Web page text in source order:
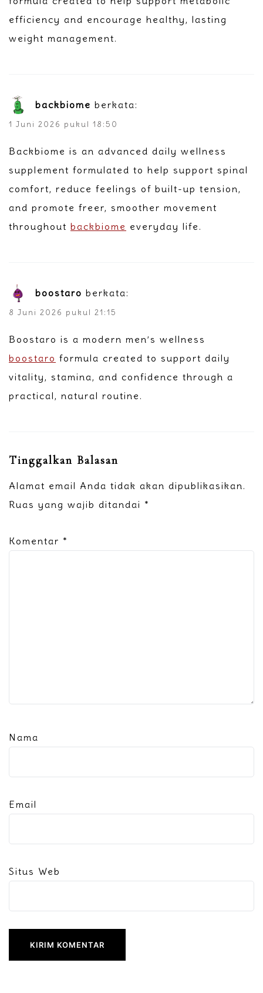
efficiency and encourage healthy, lasting
weight management.
backbiome berkata:
1 Juni 2026 pukul 18:50
Backbiome is an advanced daily wellness
supplement formulated to help support spinal
comfort, reduce feelings of built-up tension,
and promote freer, smoother movement
throughout backbiome everyday life.
boostaro berkata:
8 Juni 2026 pukul 21:15
Boostaro is a modern men’s wellness
boostaro formula created to support daily
vitality, stamina, and confidence through a
practical, natural routine.
Tinggalkan Balasan
Alamat email Anda tidak akan dipublikasikan.
Ruas yang wajib ditandai *
Komentar *
Nama
Email
Situs Web